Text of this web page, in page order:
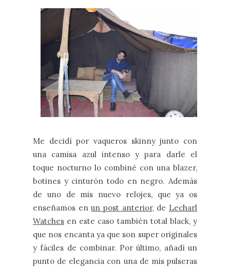
Me decidí por vaqueros skinny junto con
una camisa azul intenso y para darle el
toque nocturno lo combiné con una blazer,
botines y cinturón todo en negro. Además
de uno de mis nuevo relojes, que ya os
enseñamos enun post anterior, de Lecharl
Watches en este caso también total black, y
que nos encanta ya que son super originales
y fáciles de combinar. Por último, añadí un
punto de elegancia con una de mis pulseras